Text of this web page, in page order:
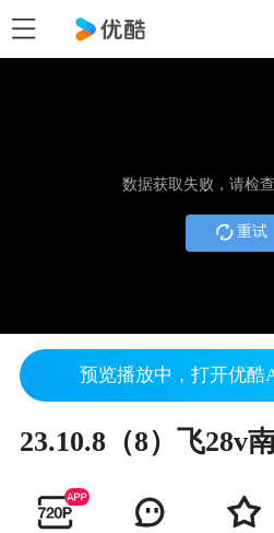
数据获取失败，请检
重试
预览播放中，打开优酷